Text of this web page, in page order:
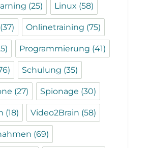
(25) Linux (58)
(37) Onlinetraining (75)
Programmierung (41)
Schulung (35)
(27) Spionage (30)
(18) Video2Brain (58)
(69)